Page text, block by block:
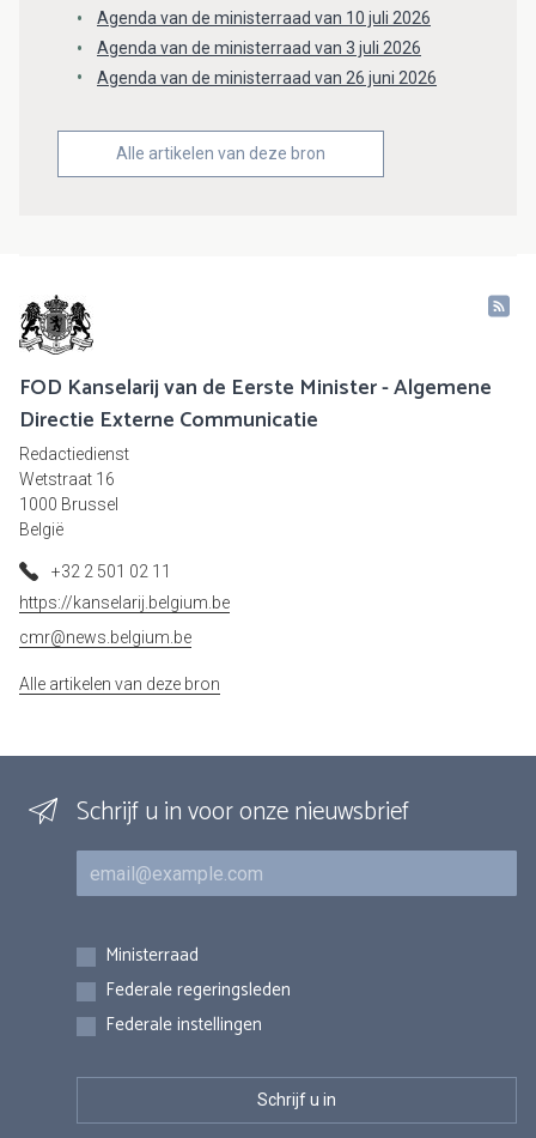
Agenda van de ministerraad van 10 juli 2026
Agenda van de ministerraad van 3 juli 2026
Agenda van de ministerraad van 26 juni 2026
Alle artikelen van deze bron
FOD Kanselarij van de Eerste Minister - Algemene
Directie Externe Communicatie
Redactiedienst
Wetstraat 16
1000 Brussel
België
+32 2 501 02 11
https://kanselarij.belgium.be
cmr@news.belgium.be
Alle artikelen van deze bron
Schrijf u in voor onze nieuwsbrief
E-mail
Inschrijvingen
Ministerraad
Federale regeringsleden
Federale instellingen